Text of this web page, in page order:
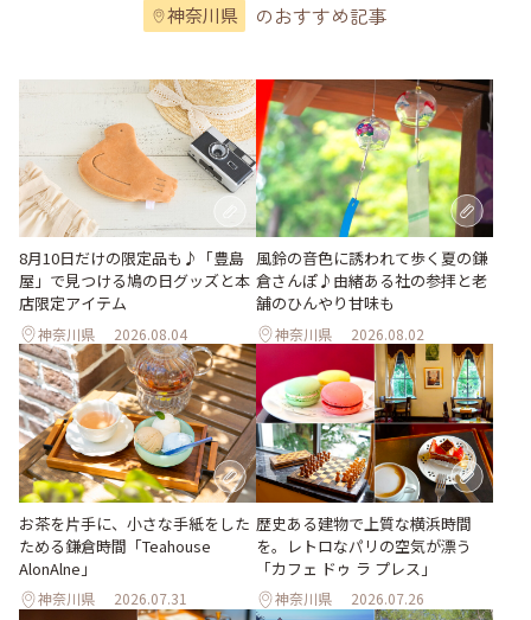
神奈川県 のおすすめ記事
8月10日だけの限定品も♪「豊島
屋」で見つける鳩の日グッズと本
店限定アイテム
神奈川県 2026.08.04
風鈴の音色に誘われて歩く夏の鎌
倉さんぽ♪由緒ある社の参拝と老
舗のひんやり甘味も
神奈川県 2026.08.02
お茶を片手に、小さな手紙をした
ためる鎌倉時間「Teahouse
AlonAlne」
神奈川県 2026.07.31
歴史ある建物で上質な横浜時間
を。レトロなパリの空気が漂う
「カフェ ドゥ ラ プレス」
神奈川県 2026.07.26